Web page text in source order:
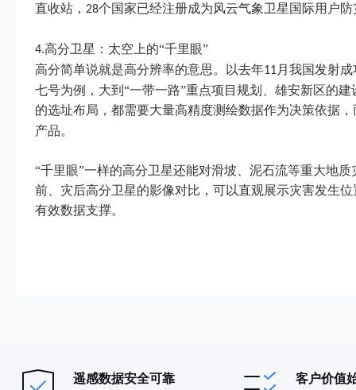
直收站， 28个国家已经注册成为风云气象卫星国际用户
4.高分卫星：太空上的“千里眼”
高分简单说就是高分辨率的意思。以去年11月我国发射
七号为例，大到“一带一路”重点项目规划、雄安新区的
的选址布局，都需要大量高精度测绘数据作为决策依据
产品。
“千里眼”一样的高分卫星还能对滑坡、泥石流等重大地
前、灾后高分卫星的影像对比，可以直观展示灾害发生
有效数据支撑。
遥感数据安全可靠 客户价值